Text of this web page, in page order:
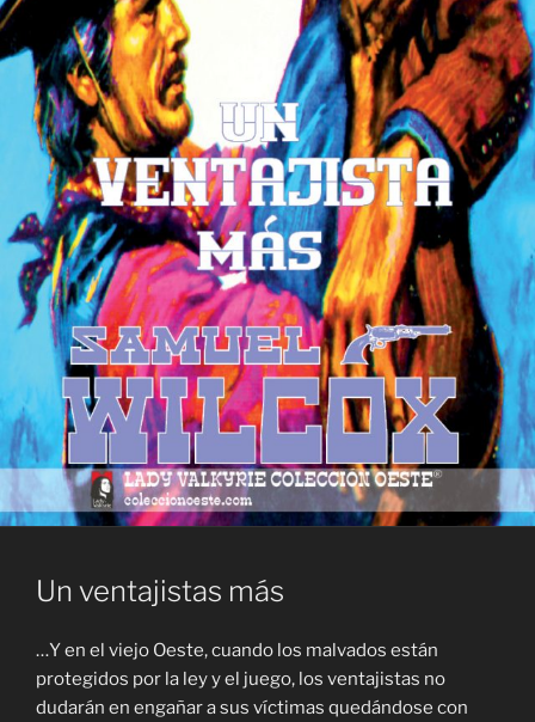
Un ventajistas más
…Y en el viejo Oeste, cuando los malvados están
protegidos por la ley y el juego, los ventajistas no
dudarán en engañar a sus víctimas quedándose con